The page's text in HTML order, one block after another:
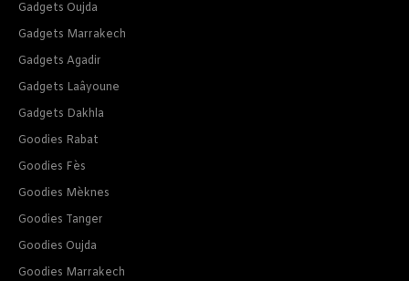
Gadgets Oujda
Gadgets Marrakech
Gadgets Agadir
Gadgets Laâyoune
Gadgets Dakhla
Goodies Rabat
Goodies Fès
Goodies Mèknes
Goodies Tanger
Goodies Oujda
Goodies Marrakech